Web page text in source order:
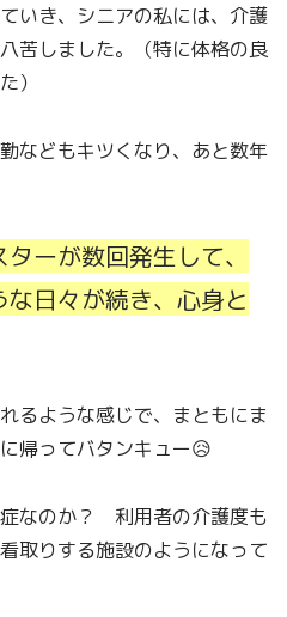
いき、シニアの私には、介護
苦しました。（特に体格の良
）
などもキツくなり、あと数年
ーが数回発生して、
日々が続き、心身と
るような感じで、まともにま
帰ってバタンキュー😥
なのか？ 利用者の介護度も
取りする施設のようになって